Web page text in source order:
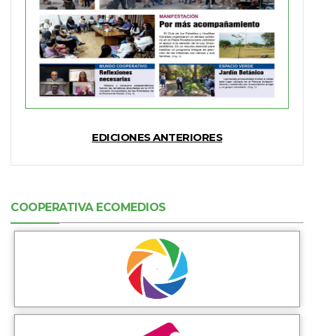
EDICIONES ANTERIORES
COOPERATIVA ECOMEDIOS